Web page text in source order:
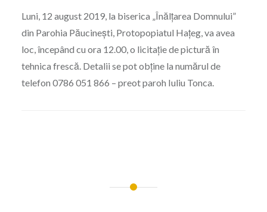
Luni, 12 august 2019, la biserica „Înălțarea Domnului”
din Parohia Păucinești, Protopopiatul Hațeg, va avea
loc, începând cu ora 12.00, o licitație de pictură în
tehnica frescă. Detalii se pot obține la numărul de
telefon 0786 051 866 – preot paroh Iuliu Tonca.